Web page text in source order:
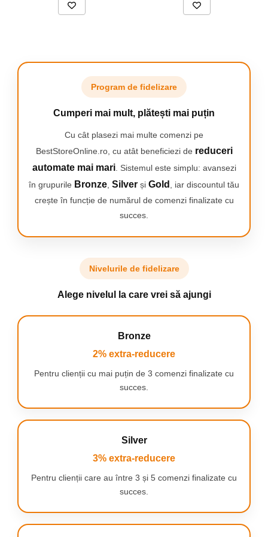
CARACTERISTICI PRINCIPALE /
AVANTAJELE PRODUSULUI
Model dulce cu panda - încurajează copiii să fie independenți
și să se joace în baie
Absorbție instantanee a apei - podea uscată în câteva
Structură de diatomit - igienică, naturală și fără substanțe
chimice
Ușor de curățat - nu necesită spălare, doar clătire sau ștergere
CALITATE ÎNALTĂ ȘI POTRIVIT
PENTRU COPII
Covorașul a fost creat având în minte cei mai mici -
moale la atingere, dar stabil și durabil, fabricat
dintr-un material sigur pentru sănătate, fără fibre
care s-ar putea uza sau aduna praf. Adorabilul
Program de fidelizare
Cumperi mai mult, plătești mai puțin
Cu cât plasezi mai multe comenzi pe
BestStoreOnline.ro, cu atât beneficiezi de reduceri
automate mai mari. Sistemul este simplu: avansezi
în grupurile Bronze Silver și Gold
, iar discountul tău
crește în funcție de numărul de comenzi finalizate cu
succes.
Nivelurile de fidelizare
Alege nivelul la care vrei să ajungi
Bronze
2% extra-reducere
Pentru clienții cu mai puțin de 3 comenzi finalizate cu
succes.
Silver
3% extra-reducere
Pentru clienții care au între 3 și 5 comenzi finalizate cu
succes.